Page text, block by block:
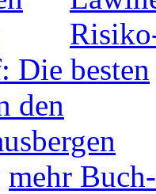
mehr